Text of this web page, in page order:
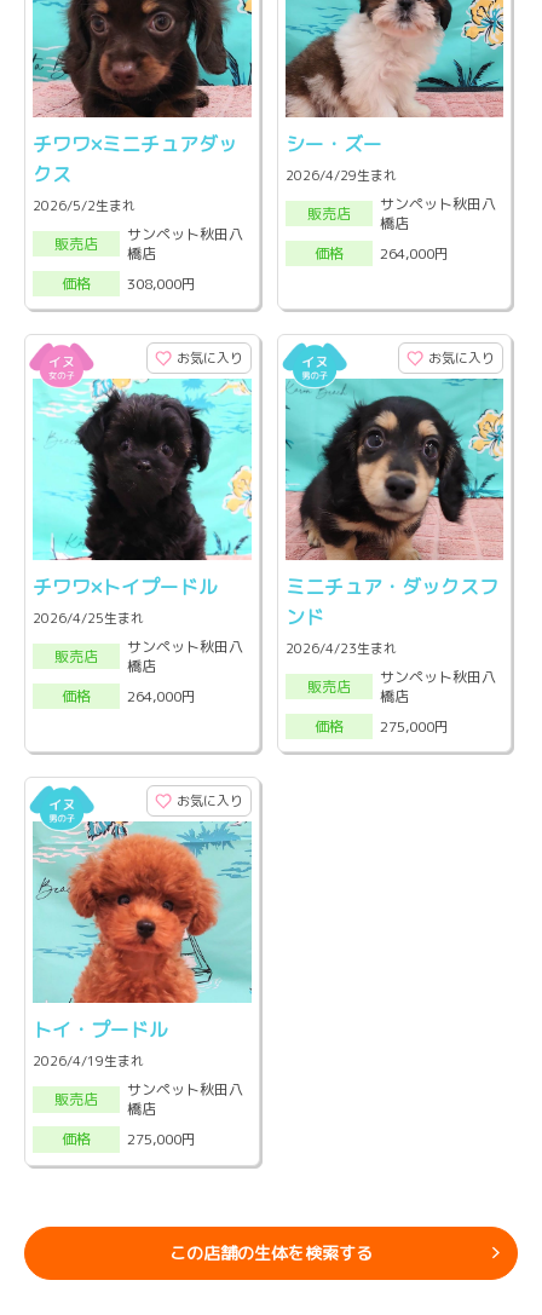
チワワ×ミニチュアダッ
クス
2026/5/2生まれ
販売店
サンペット秋田八
橋店
価格
308,000円
シー・ズー
2026/4/29生まれ
販売店
サンペット秋田八
橋店
価格
264,000円
お気に入り
チワワ×トイプードル
2026/4/25生まれ
販売店
サンペット秋田八
橋店
価格
264,000円
お気に入り
ミニチュア・ダックスフ
ンド
2026/4/23生まれ
販売店
サンペット秋田八
橋店
価格
275,000円
お気に入り
トイ・プードル
2026/4/19生まれ
販売店
サンペット秋田八
橋店
価格
275,000円
この店舗の生体を検索する